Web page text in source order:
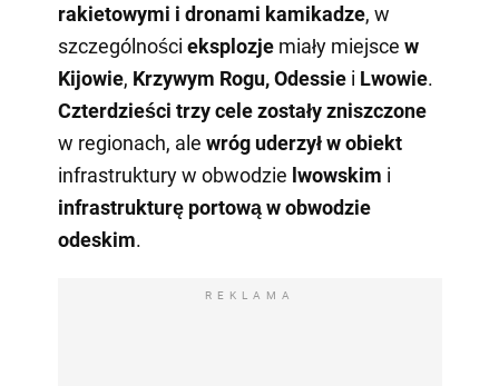
rakietowymi i dronami kamikadze, w
szczególności eksplozjemiały miejsce w
Kijowie, Krzywym Rogu, Odessie i Lwowie.
Czterdzieści trzy cele zostały zniszczone
w regionach, ale wróg uderzył w obiekt
infrastruktury w obwodzie lwowskim i
infrastrukturę portową w obwodzie
odeskim.
REKLAMA